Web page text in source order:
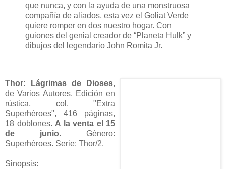
que nunca, y con la ayuda de una monstruosa
compañía de aliados, esta vez el Goliat Verde
quiere romper en dos nuestro hogar. Con
guiones del genial creador de “Planeta Hulk” y
dibujos del legendario John Romita Jr.
Thor: Lágrimas de Dioses,
de Varios Autores. Edición en
rústica, col. "Extra
Superhéroes", 416 páginas,
18 doblones. A la venta el 15
de junio. Género:
Superhéroes. Serie: Thor/2.
Sinopsis: